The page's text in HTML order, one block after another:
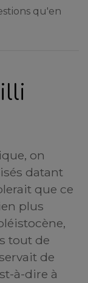
qu'en
on
datant
que ce
plus
tout de
de
à-dire à